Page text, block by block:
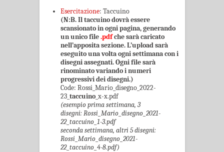
Esercitazione: Taccuino
(N:B. Il taccuino dovrà essere
scansionato in ogni pagina, generando
un unico file.pdfche sarà caricato
nell’apposita sezione. L’upload sarà
eseguito una volta ogni settimana con i
disegni assegnati. Ogni file sarà
rinominato variando i numeri
progressivi dei disegni.)
Code: Rossi_Mario_disegno_2022-
23_ taccuino _x-x.pdf
(esempio prima settimana, 3
disegni: Rossi_Mario_disegno_2021-
22_taccuino_1-3.pdf
seconda settimana, altri 5 disegni:
Rossi_Mario_disegno_2021-
22_taccuino_4-8.pdf)